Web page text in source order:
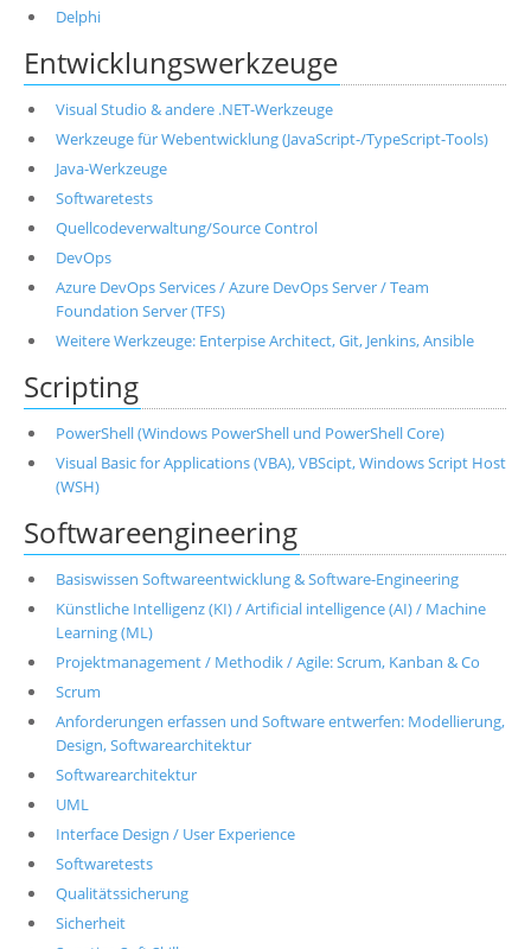
Delphi
Entwicklungswerkzeuge
Visual Studio & andere .NET-Werkzeuge
Werkzeuge für Webentwicklung (JavaScript-/TypeScript-Tools)
Java-Werkzeuge
Softwaretests
Quellcodeverwaltung/Source Control
DevOps
Azure DevOps Services / Azure DevOps Server / Team
Foundation Server (TFS)
Weitere Werkzeuge: Enterpise Architect, Git, Jenkins, Ansible
Scripting
PowerShell (Windows PowerShell und PowerShell Core)
Visual Basic for Applications (VBA), VBScipt, Windows Script Host
(WSH)
Softwareengineering
Basiswissen Softwareentwicklung & Software-Engineering
Künstliche Intelligenz (KI) / Artificial intelligence (AI) / Machine
Learning (ML)
Projektmanagement / Methodik / Agile: Scrum, Kanban & Co
Scrum
Anforderungen erfassen und Software entwerfen: Modellierung,
Design, Softwarearchitektur
Softwarearchitektur
UML
Interface Design / User Experience
Softwaretests
Qualitätssicherung
Sicherheit